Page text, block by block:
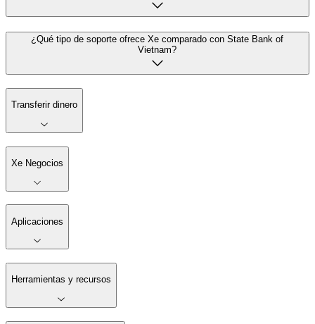
¿Qué tipo de soporte ofrece Xe comparado con State Bank of
Vietnam?
Transferir dinero
Xe Negocios
Aplicaciones
Herramientas y recursos